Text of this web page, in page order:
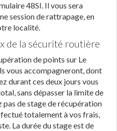
48SI. Il vous sera
session de rattrapage, en
localité.
de la sécurité routière
de points sur Le
vous accompagneront, dont
durant ces deux jours vous
sans dépasser la limite de
pas de stage de récupération
totalement à vos frais,
La durée du stage est de